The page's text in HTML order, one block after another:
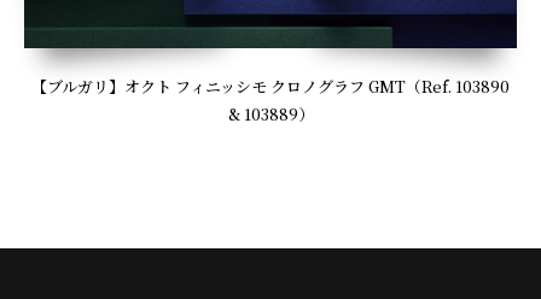
【ブルガリ】オクト フィニッシモ クロノグラフ GMT（Ref. 103890
& 103889）